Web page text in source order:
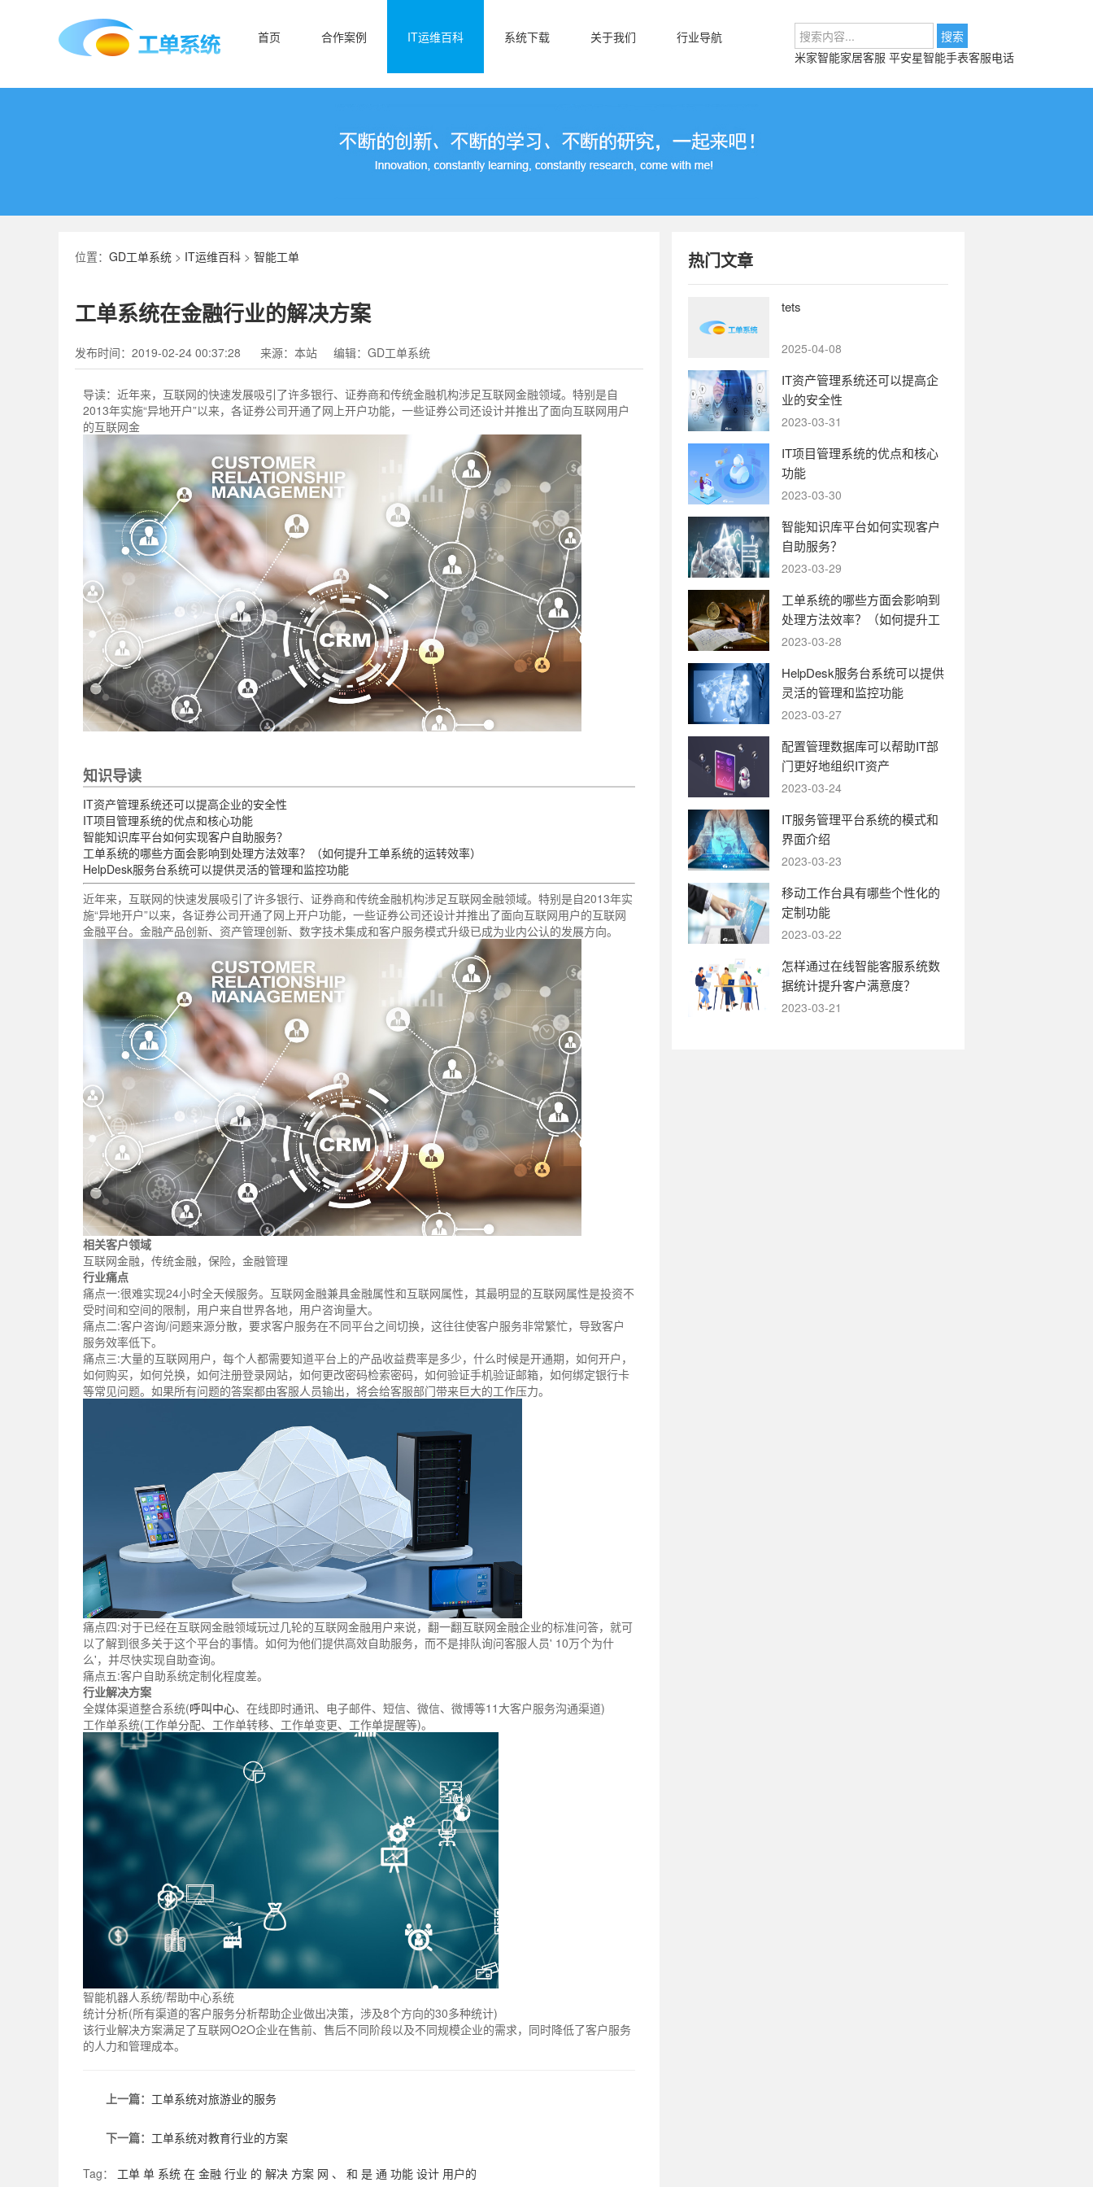
首页 合作案例 IT运维百科 系统下载 关于我们
行业导航
米家智能家居客服 平安星智能手表客服电话
位置： GD工单系统 > IT运维百科 > 智能工单
工单系统在金融行业的解决方案
发布时间：2019-02-24 00:37:28 来源：本站 编辑：GD工单系统
导读： 近年来，互联网的快速发展吸引了许多银行、证券商和传统金融机构涉足互联网金融领域。特别是自
2013年实施“异地开户”以来，各证券公司开通了网上开户功能，一些证券公司还设计并推出了面向互联网用户
的互联网金
知识导读
IT资产管理系统还可以提高企业的安全性
IT项目管理系统的优点和核心功能
智能知识库平台如何实现客户自助服务？
工单系统的哪些方面会影响到处理方法效率？（如何提升工单系统的运转效率）
HelpDesk服务台系统可以提供灵活的管理和监控功能
近年来，互联网的快速发展吸引了许多银行、证券商和传统金融机构涉足互联网金融领域。特别是自2013年实
施“异地开户”以来，各证券公司开通了网上开户功能，一些证券公司还设计并推出了面向互联网用户的互联网
金融平台。金融产品创新、资产管理创新、数字技术集成和客户服务模式升级已成为业内公认的发展方向。
相关客户领域
互联网金融，传统金融，保险，金融管理
行业痛点
痛点一:很难实现24小时全天候服务。互联网金融兼具金融属性和互联网属性，其最明显的互联网属性是投资不
受时间和空间的限制，用户来自世界各地，用户咨询量大。
痛点二:客户咨询/问题来源分散，要求客户服务在不同平台之间切换，这往往使客户服务非常繁忙，导致客户
服务效率低下。
痛点三:大量的互联网用户，每个人都需要知道平台上的产品收益费率是多少，什么时候是开通期，如何开户，
如何购买，如何兑换，如何注册登录网站，如何更改密码检索密码，如何验证手机验证邮箱，如何绑定银行卡
等常见问题。如果所有问题的答案都由客服人员输出，将会给客服部门带来巨大的工作压力。
痛点四:对于已经在互联网金融领域玩过几轮的互联网金融用户来说，翻一翻互联网金融企业的标准问答，就可
以了解到很多关于这个平台的事情。如何为他们提供高效自助服务，而不是排队询问客服人员' 10万个为什
么'，并尽快实现自助查询。
痛点五:客户自助系统定制化程度差。
行业解决方案
全媒体渠道整合系统(呼叫中心、在线即时通讯、电子邮件、短信、微信、微博等11大客户服务沟通渠道)
工作单系统(工作单分配、工作单转移、工作单变更、工作单提醒等)。
智能机器人系统/帮助中心系统
统计分析(所有渠道的客户服务分析帮助企业做出决策，涉及8个方向的30多种统计)
该行业解决方案满足了互联网O2O企业在售前、售后不同阶段以及不同规模企业的需求，同时降低了客户服务
的人力和管理成本。
上一篇： 工单系统对旅游业的服务
下一篇： 工单系统对教育行业的方案
Tag： 工单 单 系统 在 金融 行业 的 解决 方案 网 、 和 是 通 功能 设计 用户的
热门文章
tets
2025-04-08
IT资产管理系统还可以提高企
业的安全性
2023-03-31
IT项目管理系统的优点和核心
功能
2023-03-30
智能知识库平台如何实现客户
自助服务？
2023-03-29
工单系统的哪些方面会影响到
处理方法效率？（如何提升工
单系统的运转效率）
2023-03-28
HelpDesk服务台系统可以提供
灵活的管理和监控功能
2023-03-27
配置管理数据库可以帮助IT部
门更好地组织IT资产
2023-03-24
IT服务管理平台系统的模式和
界面介绍
2023-03-23
移动工作台具有哪些个性化的
定制功能
2023-03-22
怎样通过在线智能客服系统数
据统计提升客户满意度？
2023-03-21